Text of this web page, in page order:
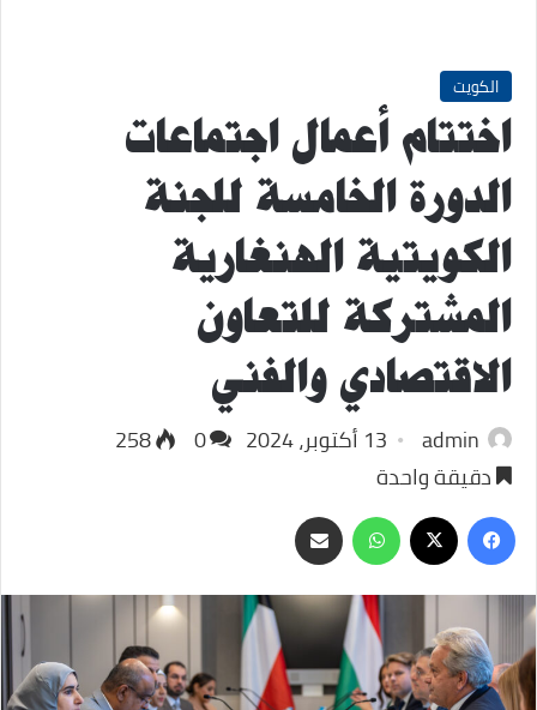
الكويت
اختتام أعمال اجتماعات
الدورة الخامسة للجنة
الكويتية الهنغارية
المشتركة للتعاون
الاقتصادي والفني
admin 13 أكتوبر، 2024 0
258
دقيقة واحدة
فيسبوك
‫X واتسابمشاركة
عبر
البريد